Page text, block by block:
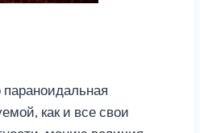
как и все свои